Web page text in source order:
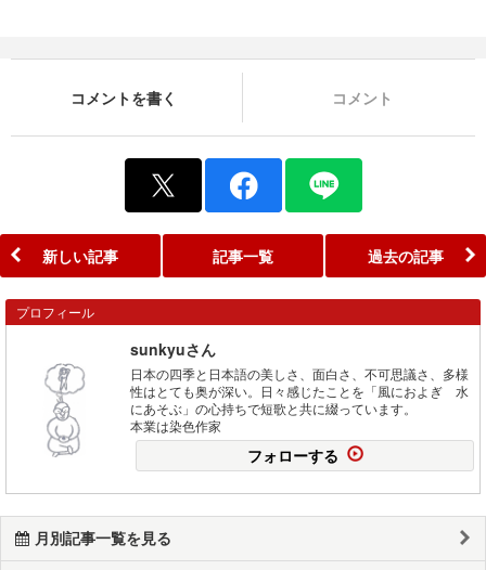
コメントを書く コメント
新しい記事 記事一覧 過去の記事
プロフィール
sunkyuさん
日本の四季と日本語の美しさ、面白さ、不可思議さ、多様
性はとても奥が深い。日々感じたことを「風におよぎ 水
にあそぶ」の心持ちで短歌と共に綴っています。
本業は染色作家
フォローする
月別記事一覧を見る